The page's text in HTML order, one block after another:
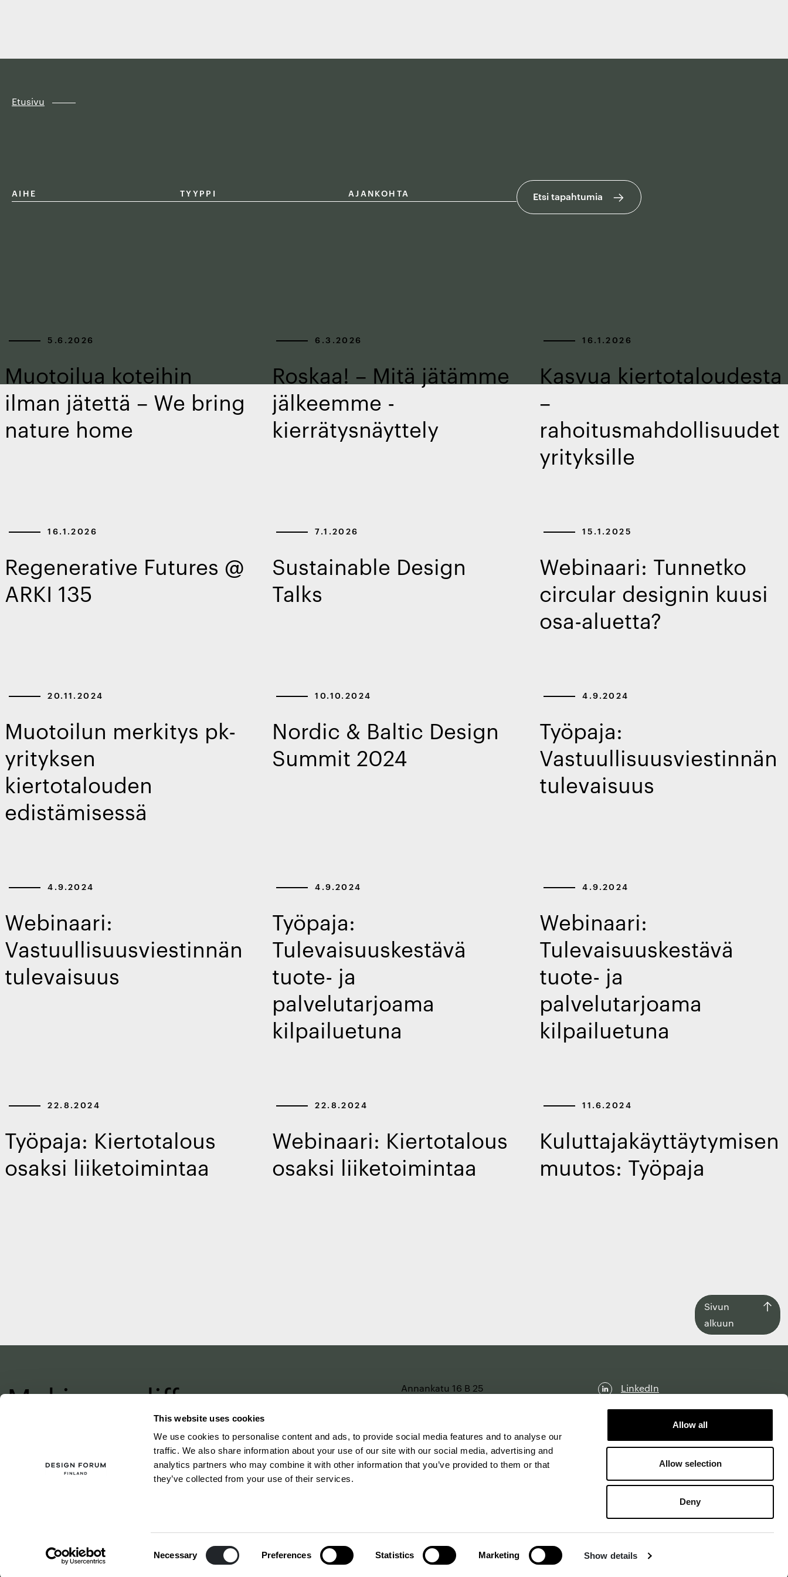
This website uses cookies
We use cookies to personalise content and ads, to provide social media features and to analyse our
traffic. We also share information about your use of our site with our social media, advertising and
analytics partners who may combine it with other information that you’ve provided to them or that
they’ve collected from your use of their services.
Necessary Preferences Statistics Marketing Show details
Allow all
Allow selection
Deny
sisältöön
Etusivu
AIHE TYYPPI AJANKOHTA Etsi tapahtumia
5.6.2026
Muotoilua koteihin
ilman jätettä – We bring
nature home
6.3.2026
Roskaa! – Mitä jätämme
jälkeemme -
kierrätysnäyttely
16.1.2026
Kasvua kiertotaloudesta
–
rahoitusmahdollisuudet
yrityksille
16.1.2026
Regenerative Futures @
ARKI 135
7.1.2026
Sustainable Design
Talks
15.1.2025
Webinaari: Tunnetko
circular designin kuusi
osa-aluetta?
20.11.2024
Muotoilun merkitys pk-
yrityksen
kiertotalouden
edistämisessä
10.10.2024
Nordic & Baltic Design
Summit 2024
4.9.2024
Työpaja:
Vastuullisuusviestinnän
tulevaisuus
4.9.2024
Webinaari:
Vastuullisuusviestinnän
tulevaisuus
4.9.2024
Työpaja:
Tulevaisuuskestävä
tuote- ja
palvelutarjoama
kilpailuetuna
4.9.2024
Webinaari:
Tulevaisuuskestävä
tuote- ja
palvelutarjoama
kilpailuetuna
22.8.2024
Työpaja: Kiertotalous
osaksi liiketoimintaa
22.8.2024
Webinaari: Kiertotalous
osaksi liiketoimintaa
11.6.2024
Kuluttajakäyttäytymisen
muutos: Työpaja
Sivun
alkuun
sivun
Making a difference
with design
–
since 1875
Annankatu 16 B 25
Katso kartalla
Y-tunnus 0202299-1
LinkedIn
Facebook
Evästeasetukset